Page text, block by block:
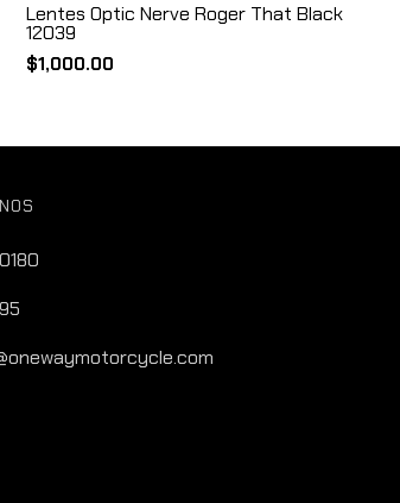
Lentes Optic Nerve Roger That Black
12039
$1,000.00